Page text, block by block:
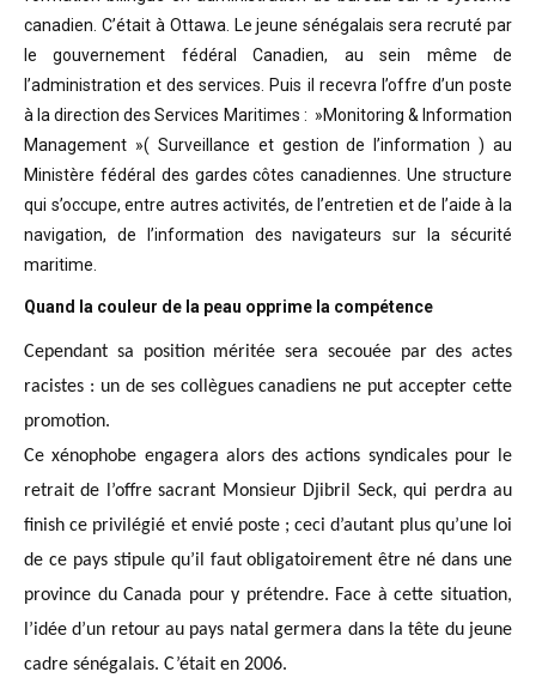
canadien. C’était à Ottawa. Le jeune sénégalais sera recruté par
le gouvernement fédéral Canadien, au sein même de
l’administration et des services. Puis il recevra l’offre d’un poste
à la direction des Services Maritimes : »Monitoring & Information
Management »( Surveillance et gestion de l’information ) au
Ministère fédéral des gardes côtes canadiennes. Une structure
qui s’occupe, entre autres activités, de l’entretien et de l’aide à la
navigation, de l’information des navigateurs sur la sécurité
maritime.
Quand la couleur de la peau opprime la compétence
Cependant sa position méritée sera secouée par des actes
racistes : un de ses collègues canadiens ne put accepter cette
promotion.
Ce xénophobe engagera alors des actions syndicales pour le
retrait de l’offre sacrant Monsieur Djibril Seck, qui perdra au
finish ce privilégié et envié poste ; ceci d’autant plus qu’une loi
de ce pays stipule qu’il faut obligatoirement être né dans une
province du Canada pour y prétendre. Face à cette situation,
l’idée d’un retour au pays natal germera dans la tête du jeune
cadre sénégalais. C’était en 2006.